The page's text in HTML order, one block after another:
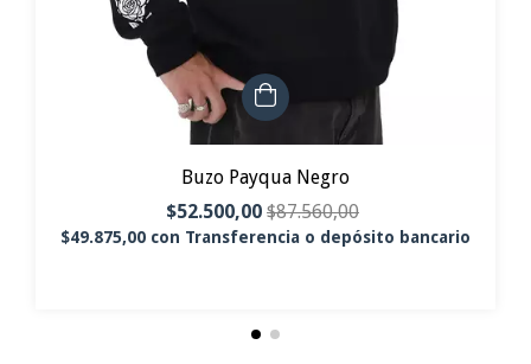
Buzo Payqua Negro
$52.500,00 $87.560,00
$49.875,00 con Transferencia o depósito bancario